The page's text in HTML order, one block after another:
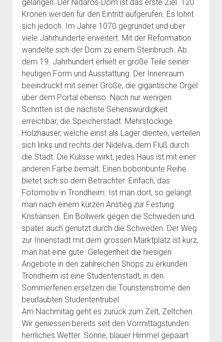
Karte Reiseverlauf 2022 Dänemark Schweden Norwegen
Finnland Baltikum Polen
Karte Reiseverlauf 2016 Schweiz Italien Korsika Sardinien
Sizilien
menu
Fotos 2022
Reisepläne
open
dropdown
menu
Reiseplan 2022
Reiseplan 2024
Ausstattung
open
dropdown
menu
Ausstattung 2022
Ausstattung 2024
Datenschutz
open
dropdown
gelangen. Der Nidaros-Dom ist das erste Ziel. 120
Kronen werden für den Eintritt aufgerufen. Es lohnt
sich jedoch. Im Jahre 1070 gegründet und über
viele Jahrhunderte erweitert. Mit der Reformation
wandelte sich der Dom zu einem Steinbruch. Ab
dem 19. Jahrhundert erhielt er große Teile seiner
heutigen Form und Ausstattung. Der Innenraum
beeindruckt mit seiner Größe, die gigantische Orgel
über dem Portal ebenso. Nach nur wenigen
Schritten ist die nächste Sehenswürdigkeit
erreichbar, die Speicherstadt. Mehrstöckige
Holzhäuser, welche einst als Lager dienten, verteilen
sich links und rechts der Nidelva, dem Fluß durch
die Stadt. Die Kulisse wirkt, jedes Haus ist mit einer
anderen Farbe bemalt. Einen bobonbunte Reihe
bietet sich so dem Betrachter. Einfach, das
Fotomotiv in Trondheim. Ist man dort, so gelangt
man nach einem kurzen Anstieg zur Festung
Kristiansen. Ein Bollwerk gegen die Schweden und
später auch genutzt durch die Schweden. Der Weg
zur Innenstadt mit dem grossen Marktplatz ist kurz,
man hat eine gute Gelegenheit die hiesigen
Angebote in den zahlreichen Shops zu erkunden.
Trondheim ist eine Studentenstadt, in den
Sommerferien ersetzen die Touristenströme den
beurlaubten Studententrubel.
Am Nachmitag geht es zurück zum Zelt, Zeltchen.
Wir geniessen bereits seit den Vormittagstunden
herrliches Wetter. Sonne, blauer Himmel gepaart